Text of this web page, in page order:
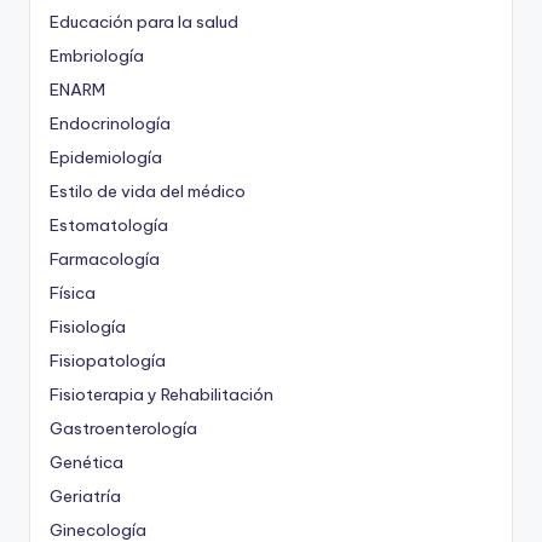
Educación para la salud
Embriología
ENARM
Endocrinología
Epidemiología
Estilo de vida del médico
Estomatología
Farmacología
Física
Fisiología
Fisiopatología
Fisioterapia y Rehabilitación
Gastroenterología
Genética
Geriatría
Ginecología